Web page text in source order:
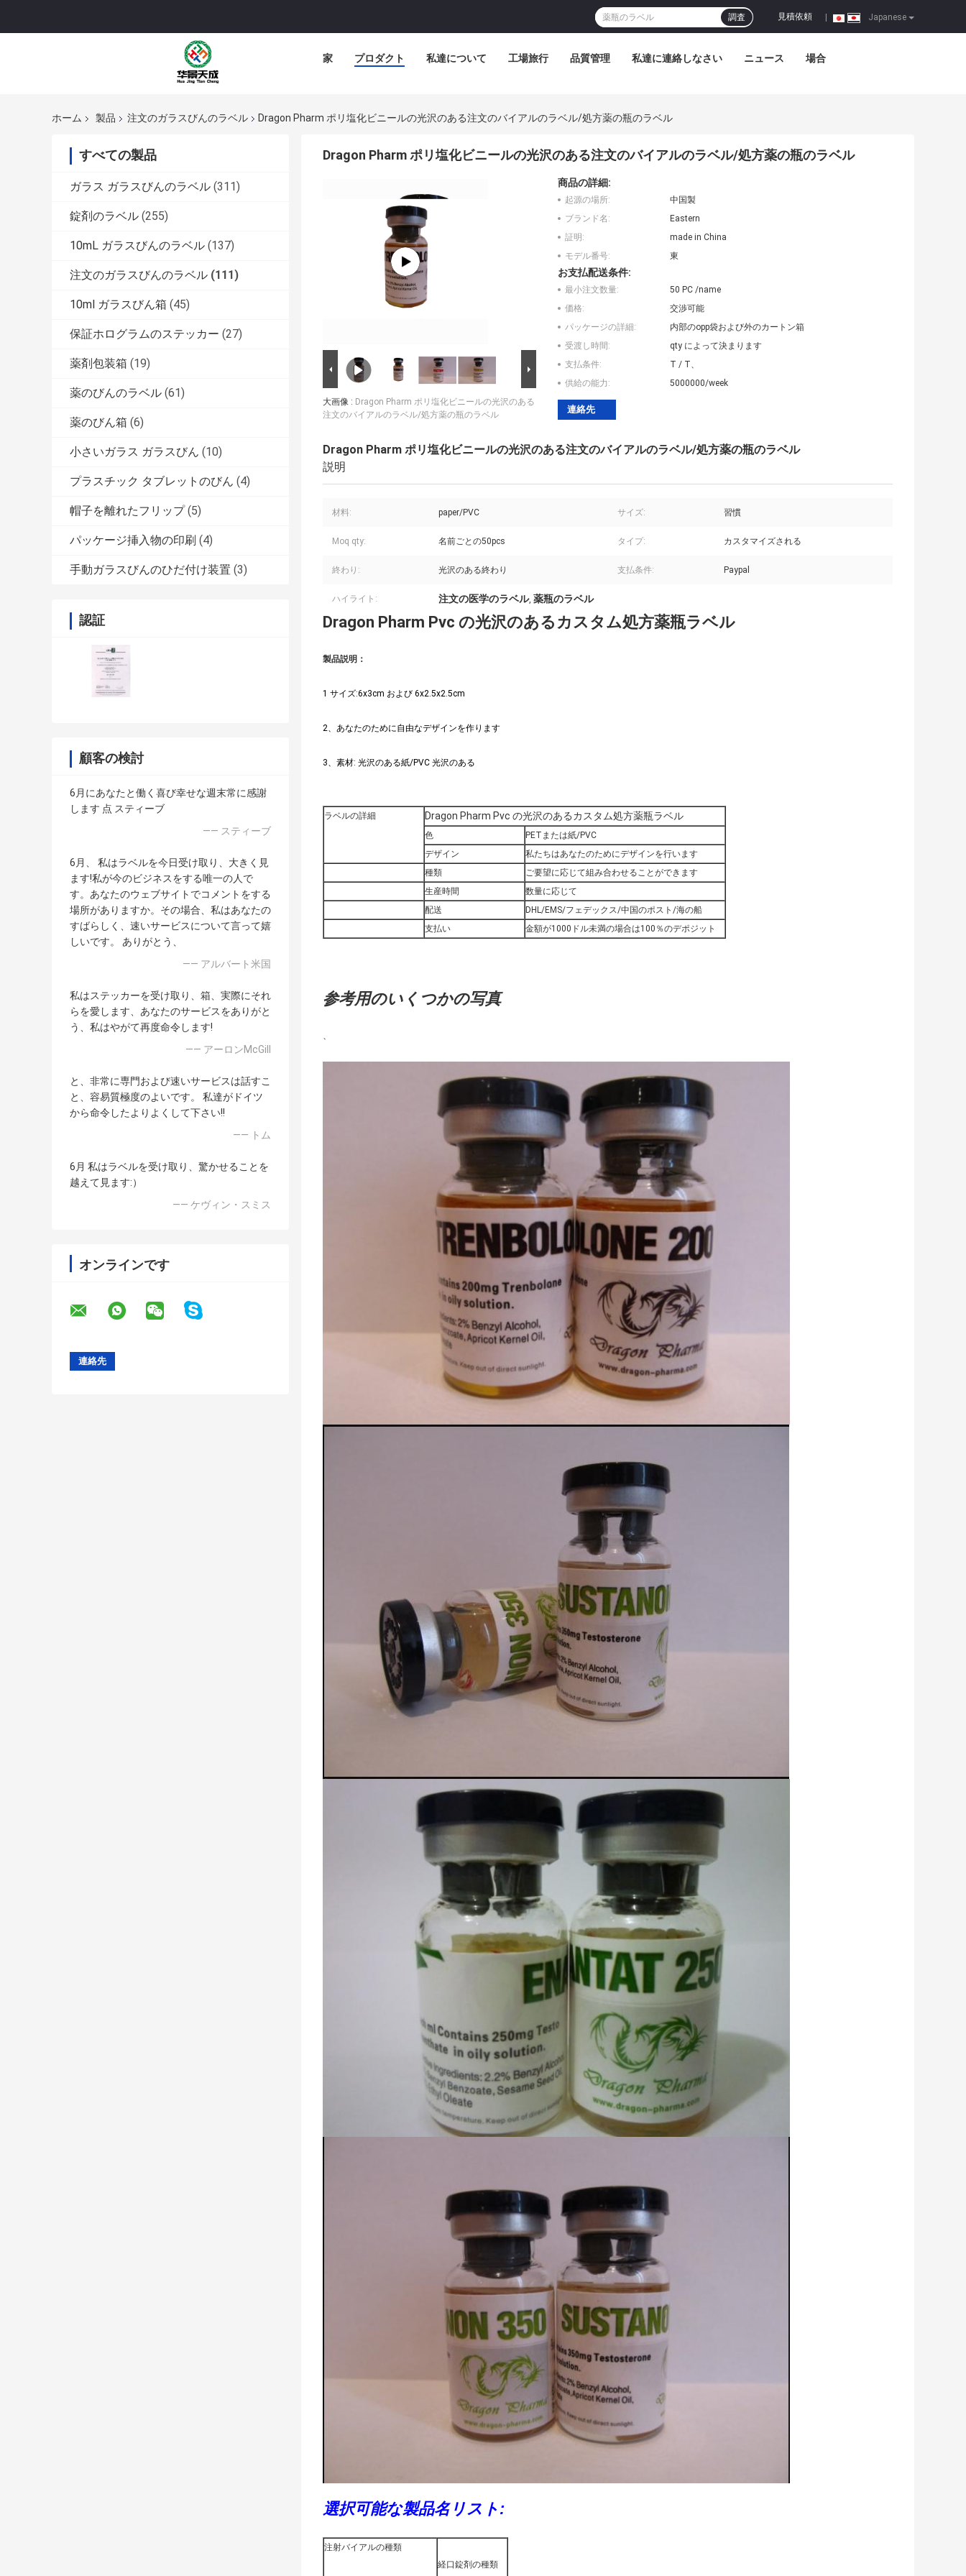
Japanese
見積依頼
調査
家 プロダクト 私達について 工場旅行 品質管理 私達に連絡しなさい ニュース 場合
ホーム 製品 注文のガラスびんのラベル Dragon Pharm ポリ塩化ビニールの光沢のある注文のバイアルのラベル/処方薬の瓶のラベル
すべての製品
ガラス ガラスびんのラベル (311)
錠剤のラベル (255)
10mL ガラスびんのラベル (137)
注文のガラスびんのラベル (111)
10ml ガラスびん箱 (45)
保証ホログラムのステッカー (27)
薬剤包装箱 (19)
薬のびんのラベル (61)
薬のびん箱 (6)
小さいガラス ガラスびん (10)
プラスチック タブレットのびん (4)
帽子を離れたフリップ (5)
パッケージ挿入物の印刷 (4)
手動ガラスびんのひだ付け装置 (3)
認証
顧客の検討
6月にあなたと働く喜び幸せな週末常に感謝
します 点 スティーブ
—— スティーブ
6月、 私はラベルを今日受け取り、大きく見
ます!私が今のビジネスをする唯一の人で
す。あなたのウェブサイトでコメントをする
場所がありますか。その場合、私はあなたの
すばらしく、速いサービスについて言って嬉
しいです。 ありがとう、
—— アルバート米国
私はステッカーを受け取り、箱、実際にそれ
らを愛します、あなたのサービスをありがと
う、私はやがて再度命令します!
—— アーロンMcGill
と、非常に専門および速いサービスは話すこ
と、容易質極度のよいです。 私達がドイツ
から命令したよりよくして下さい!!
—— トム
6月 私はラベルを受け取り、驚かせることを
越えて見ます:）
—— ケヴィン・スミス
オンラインです
Dragon Pharm ポリ塩化ビニールの光沢のある注文のバイアルのラベル/処方薬の瓶のラベル
大画像 : Dragon Pharm ポリ塩化ビニールの光沢のある
注文のバイアルのラベル/処方薬の瓶のラベル
商品の詳細:
起源の場所:
中国製
ブランド名:
Eastern
証明:
made in China
モデル番号:
東
お支払配送条件:
最小注文数量:
50 PC /name
価格:
交渉可能
パッケージの詳細:
内部のopp袋および外のカートン箱
受渡し時間:
qty によって決まります
支払条件:
T / T、
供給の能力:
5000000/week
連絡先
Dragon Pharm ポリ塩化ビニールの光沢のある注文のバイアルのラベル/処方薬の瓶のラベル
説明
材料: paper/PVC サイズ: 習慣
Moq qty: 名前ごとの50pcs タイプ: カスタマイズされる
終わり: 光沢のある終わり 支払条件: Paypal
ハイライト: 注文の医学のラベル, 薬瓶のラベル
Dragon Pharm Pvc の光沢のあるカスタム処方薬瓶ラベル
製品説明：
1 サイズ:6x3cm および 6x2.5x2.5cm
2、あなたのために自由なデザインを作ります
3、素材: 光沢のある紙/PVC 光沢のある
ラベルの詳細 Dragon Pharm Pvc の光沢のあるカスタム処方薬瓶ラベル
色
PETまたは紙/PVC
デザイン
私たちはあなたのためにデザインを行います
種類
ご要望に応じて組み合わせることができます
生産時間
数量に応じて
配送
DHL/EMS/フェデックス/中国のポスト/海の船
支払い
金額が1000ドル未満の場合は100％のデポジット
参考用のいくつかの写真
、
選択可能な製品名リスト:
注射バイアルの種類
経口錠剤の種類